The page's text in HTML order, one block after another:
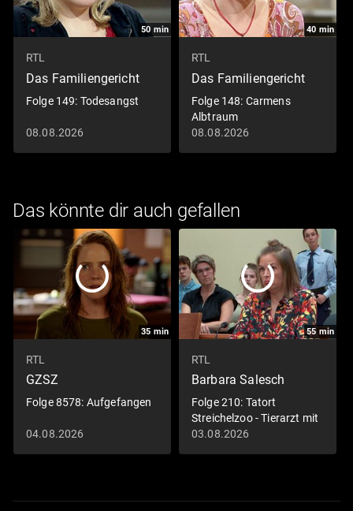
50 min
RTL
Das Familiengericht
Folge 149: Todesangst
08.08.2026
40 min
RTL
Das Familiengericht
Folge 148: Carmens
Albtraum
08.08.2026
Das könnte dir auch gefallen
35 min
RTL
GZSZ
Folge 8578: Aufgefangen
04.08.2026
55 min
RTL
Barbara Salesch
Folge 210: Tatort
Streichelzoo - Tierarzt mit
Giftpfeil betäubt
03.08.2026